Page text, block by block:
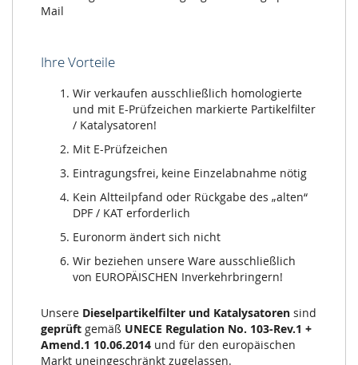
Mail
Ihre Vorteile
Wir verkaufen ausschließlich homologierte
und mit E-Prüfzeichen markierte Partikelfilter
/ Katalysatoren!
Mit E-Prüfzeichen
Eintragungsfrei, keine Einzelabnahme nötig
Kein Altteilpfand oder Rückgabe des „alten“
DPF / KAT erforderlich
Euronorm ändert sich nicht
Wir beziehen unsere Ware ausschließlich
von EUROPÄISCHEN Inverkehrbringern!
Unsere Dieselpartikelfilter und Katalysatoren sind
geprüft gemäß UNECE Regulation No. 103-Rev.1 +
Amend.1 10.06.2014 und für den europäischen
Markt uneingeschränkt zugelassen.